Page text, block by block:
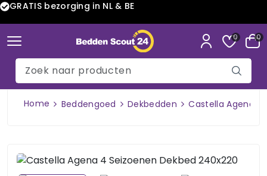
GRATIS bezorging in NL & BE
0 0
Home Beddengoed Dekbedden Castella Agena 4